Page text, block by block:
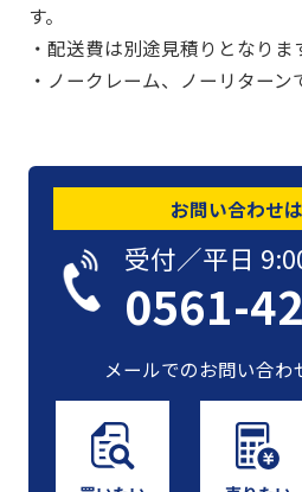
す。
・配送費は別途見積りとなりま
・ノークレーム、ノーリターン
お問い合わせ
受付／平日
0561-
メールでのお問い合わ